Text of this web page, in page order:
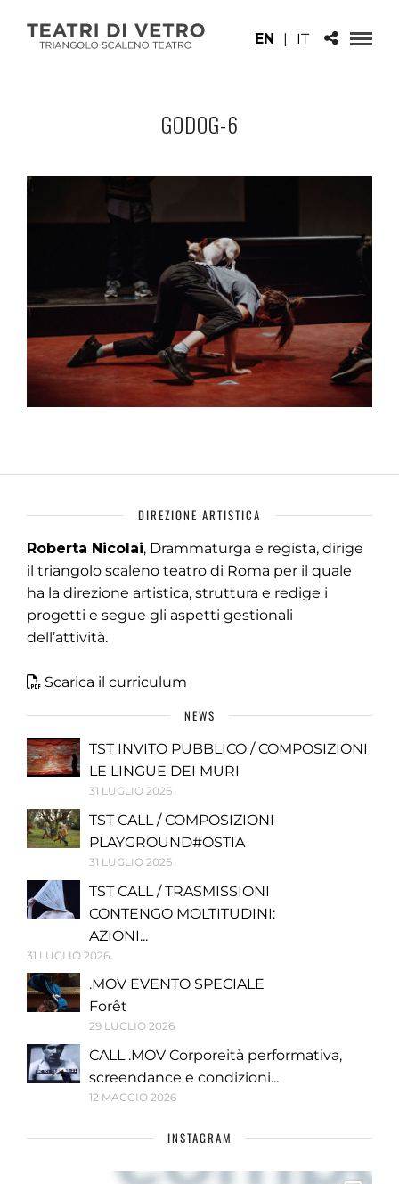
EN | IT
GODOG-6
DIREZIONE ARTISTICA
Roberta Nicolai, Drammaturga e regista, dirige
il triangolo scaleno teatro di Roma per il quale
ha la direzione artistica, struttura e redige i
progetti e segue gli aspetti gestionali
dell’attività.
Scarica il curriculum
NEWS
TST INVITO PUBBLICO / COMPOSIZIONI
LE LINGUE DEI MURI
31 LUGLIO 2026
TST CALL / COMPOSIZIONI
PLAYGROUND#OSTIA
31 LUGLIO 2026
TST CALL / TRASMISSIONI
CONTENGO MOLTITUDINI:
AZIONI...
31 LUGLIO 2026
.MOV EVENTO SPECIALE
Forêt
29 LUGLIO 2026
CALL .MOV Corporeità performativa,
screendance e condizioni...
12 MAGGIO 2026
INSTAGRAM